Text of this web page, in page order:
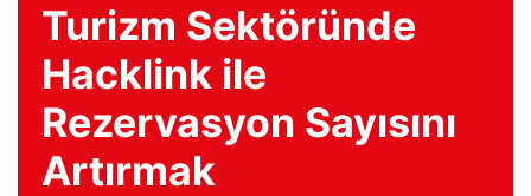
Turizm Sektöründe
Hacklink ile
Rezervasyon Sayısını
Artırmak